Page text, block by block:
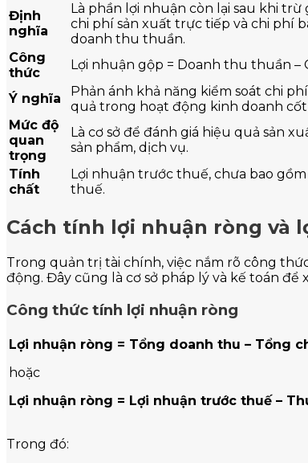
Định
nghĩa
Là phần lợi nhuận còn lại sau khi trừ
chi phí sản xuất trực tiếp và chi phí
doanh thu thuần.
Công
thức
Lợi nhuận gộp = Doanh thu thuần –
Ý nghĩa
Phản ánh khả năng kiểm soát chi
quả trong hoạt động kinh doanh cốt
Mức độ
quan
trọng
Là cơ sở để đánh giá hiệu quả sản
sản phẩm, dịch vụ.
Tính
chất
Lợi nhuận trước thuế, chưa bao
thuế.
Cách tính lợi nhuận ròng và
Trong quản trị tài chính, việc nắm rõ công
động. Đây cũng là cơ sở pháp lý và kế toán
Công thức tính lợi nhuận ròng
Lợi nhuận ròng = Tổng doanh thu – Tổng
hoặc
Lợi nhuận ròng = Lợi nhuận trước thuế –
Trong đó: